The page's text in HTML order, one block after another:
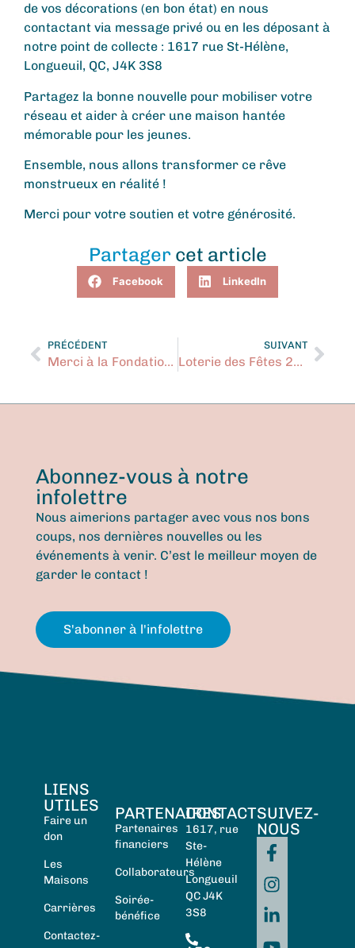
de vos décorations (en bon état) en nous
contactant via message privé ou en les déposant à
notre point de collecte : 1617 rue St-Hélène,
Longueuil, QC, J4K 3S8
Partagez la bonne nouvelle pour mobiliser votre
réseau et aider à créer une maison hantée
mémorable pour les jeunes.
Ensemble, nous allons transformer ce rêve
monstrueux en réalité !
Merci pour votre soutien et votre générosité.
Partagercet article
Facebook LinkedIn
PRÉCÉDENT
Merci à la Fondation Evenko !
SUIVANT
Loterie des Fêtes 2024 ! Participez dès maintenant
Abonnez-vous à notre
infolettre
Nous aimerions partager avec vous nos bons
coups, nos dernières nouvelles ou les
événements à venir. C’est le meilleur moyen de
garder le contact !
S'abonner à l'infolettre
LIENS
UTILES
Faire un
don
Les
Maisons
Carrières
Contactez-
PARTENAIRES
Partenaires
financiers
Collaborateurs
Soirée-
bénéfice
CONTACT
1617, rue
Ste-
Hélène
Longueuil
QC J4K
3S8
SUIVEZ-
NOUS